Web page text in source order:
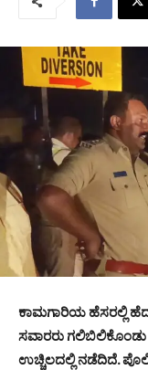
ಕಾಮಗಾರಿಯ ಹೆಸರಲ್ಲಿ
ಸವಾರರು
ಉಚ್ಚಿಲದಲ್ಲಿ ನಡೆದಿದೆ.